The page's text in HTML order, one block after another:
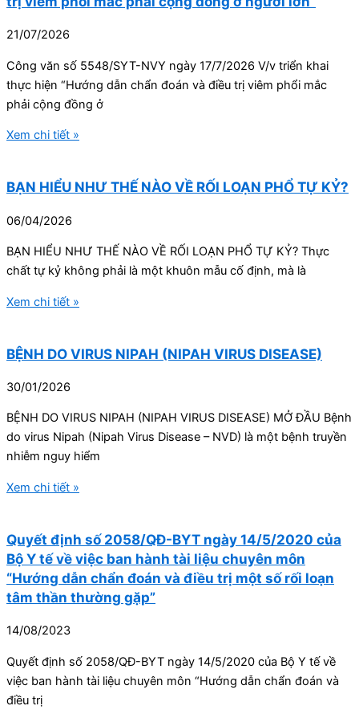
21/07/2026
Công văn số 5548/SYT-NVY ngày 17/7/2026 V/v triển khai
thực hiện “Hướng dẫn chẩn đoán và điều trị viêm phổi mắc
phải cộng đồng ở
Xem chi tiết »
BẠN HIỂU NHƯ THẾ NÀO VỀ RỐI LOẠN PHỔ TỰ KỶ?
06/04/2026
BẠN HIỂU NHƯ THẾ NÀO VỀ RỐI LOẠN PHỔ TỰ KỶ? Thực
chất tự kỷ không phải là một khuôn mẫu cố định, mà là
Xem chi tiết »
BỆNH DO VIRUS NIPAH (NIPAH VIRUS DISEASE)
30/01/2026
BỆNH DO VIRUS NIPAH (NIPAH VIRUS DISEASE) MỞ ĐẦU Bệnh
do virus Nipah (Nipah Virus Disease – NVD) là một bệnh truyền
nhiễm nguy hiểm
Xem chi tiết »
Quyết định số 2058/QĐ-BYT ngày 14/5/2020 của
Bộ Y tế về việc ban hành tài liệu chuyên môn
“Hướng dẫn chẩn đoán và điều trị một số rối loạn
tâm thần thường gặp”
14/08/2023
Quyết định số 2058/QĐ-BYT ngày 14/5/2020 của Bộ Y tế về
việc ban hành tài liệu chuyên môn “Hướng dẫn chẩn đoán và
điều trị